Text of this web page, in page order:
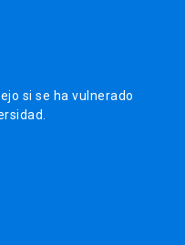
si se ha vulnerado